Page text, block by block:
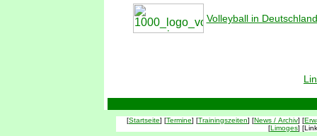
Volleyball in Deutschland
[Startseite] [Termine] [Trainingszeiten] [News / Archiv] [
[Limoges]